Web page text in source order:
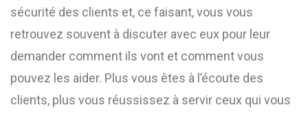
sécurité des clients et, ce faisant, vous vous
retrouvez souvent à discuter avec eux pour leur
demander comment ils vont et comment vous
pouvez les aider. Plus vous êtes à l’écoute des
clients, plus vous réussissez à servir ceux qui vous